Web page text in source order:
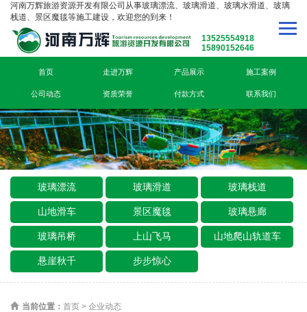
河南万辉旅游资源开发有限公司从事玻璃漂流、玻璃滑道、玻璃水滑道、玻璃
栈道、景区魔毯等施工建设，欢迎您的到来！
13525554918
15890152646
首页 走进万辉 产品展示 施工案例
公司动态 资质荣誉 付款方式 联系我们
玻璃漂流 玻璃滑道 玻璃栈道
山地滑车 景区魔毯 玻璃悬廊
玻璃吊桥 上山飞马 山地爬山轨道车
悬崖秋千 步步惊心
当前位置： 首页 > 企业动态